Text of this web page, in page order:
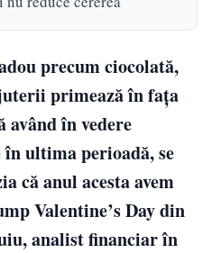
precum ciocolată,
primează în fața
în vedere
ultima perioadă, se
că anul acesta avem
Valentine’s Day din
analist financiar în